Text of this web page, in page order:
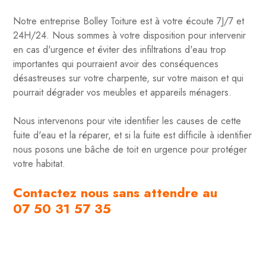
Notre entreprise Bolley Toiture est à votre écoute 7J/7 et
24H/24. Nous sommes à votre disposition pour intervenir
en cas d'urgence et éviter des infiltrations d'eau trop
importantes qui pourraient avoir des conséquences
désastreuses sur votre charpente, sur votre maison et qui
pourrait dégrader vos meubles et appareils ménagers.
Nous intervenons pour vite identifier les causes de cette
fuite d'eau et la réparer, et si la fuite est difficile à identifier
nous posons une bâche de toit en urgence pour protéger
votre habitat.
Contactez nous sans attendre au
07 50 31 57 35